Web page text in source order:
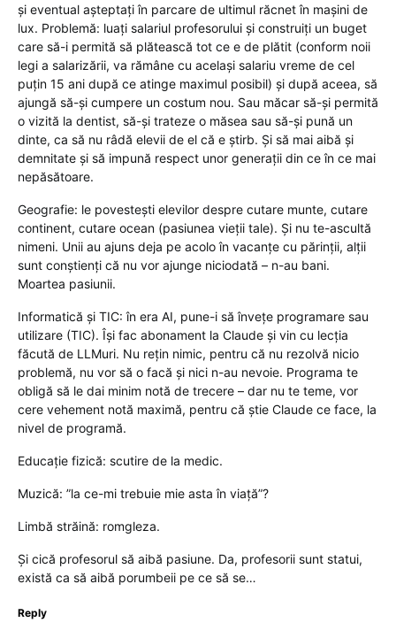
și eventual așteptați în parcare de ultimul răcnet în mașini de
lux. Problemă: luați salariul profesorului și construiți un buget
care să-i permită să plătească tot ce e de plătit (conform noii
legi a salarizării, va rămâne cu același salariu vreme de cel
puțin 15 ani după ce atinge maximul posibil) și după aceea, să
ajungă să-și cumpere un costum nou. Sau măcar să-și permită
o vizită la dentist, să-și trateze o măsea sau să-și pună un
dinte, ca să nu râdă elevii de el că e știrb. Și să mai aibă și
demnitate și să impună respect unor generații din ce în ce mai
nepăsătoare.
Geografie: le povestești elevilor despre cutare munte, cutare
continent, cutare ocean (pasiunea vieții tale). Și nu te-ascultă
nimeni. Unii au ajuns deja pe acolo în vacanțe cu părinții, alții
sunt conștienți că nu vor ajunge niciodată – n-au bani.
Moartea pasiunii.
Informatică și TIC: în era AI, pune-i să învețe programare sau
utilizare (TIC). Își fac abonament la Claude și vin cu lecția
făcută de LLMuri. Nu rețin nimic, pentru că nu rezolvă nicio
problemă, nu vor să o facă și nici n-au nevoie. Programa te
obligă să le dai minim notă de trecere – dar nu te teme, vor
cere vehement notă maximă, pentru că știe Claude ce face, la
nivel de programă.
Educație fizică: scutire de la medic.
Muzică: ”la ce-mi trebuie mie asta în viață”?
Limbă străină: romgleza.
Și cică profesorul să aibă pasiune. Da, profesorii sunt statui,
există ca să aibă porumbeii pe ce să se…
Reply